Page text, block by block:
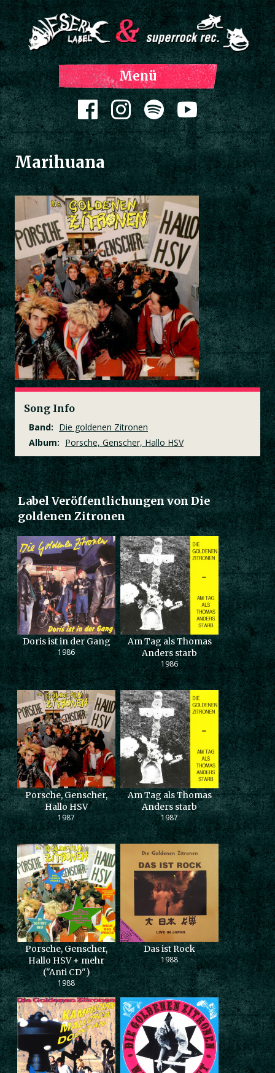
Menü
Zum Inhalt springen
Marihuana
Song Info
Band: Die goldenen Zitronen
Album: Porsche, Genscher, Hallo HSV
Label Veröffentlichungen von Die
goldenen Zitronen
Doris ist in der Gang
1986
Am Tag als Thomas
Anders starb
1986
Porsche, Genscher,
Hallo HSV
1987
Am Tag als Thomas
Anders starb
1987
Porsche, Genscher,
Hallo HSV + mehr
("Anti CD")
1988
Das ist Rock
1988